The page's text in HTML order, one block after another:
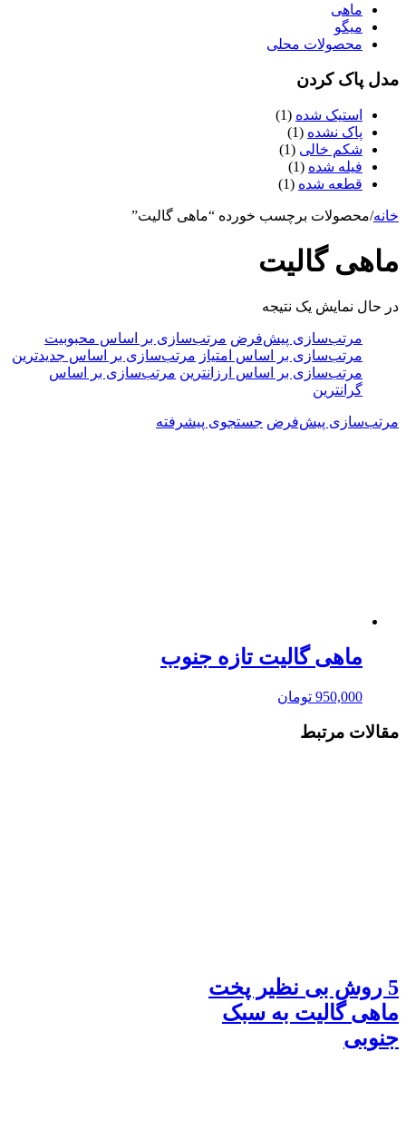
ماهی
میگو
محصولات محلی
مدل پاک کردن
استیک شده (1)
پاک نشده (1)
شکم خالی (1)
فیله شده (1)
قطعه شده (1)
خانه/محصولات برچسب خورده “ماهی گالیت”
ماهی گالیت
در حال نمایش یک نتیجه
مرتب‌سازی پیش‌فرض مرتب‌سازی بر اساس محبوبیت
مرتب‌سازی بر اساس امتیاز مرتب‌سازی بر اساس جدیدترین
مرتب‌سازی بر اساس ارزانترین مرتب‌سازی بر اساس
گرانترین
مرتب‌سازی پیش‌فرض جستجوی پیشرفته
ماهی گالیت تازه جنوب
950,000 تومان
مقالات مرتبط
5 روش بی نظیر پخت
ماهی گالیت به سبک
جنوبی